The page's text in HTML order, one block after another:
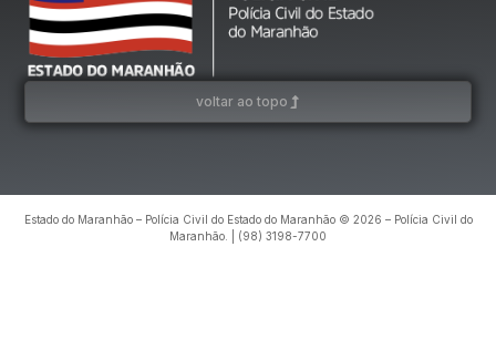
voltar ao topo
Estado do Maranhão – Polícia Civil do Estado do Maranhão © 2026 – Polícia Civil do
Maranhão. | (98) 3198-7700